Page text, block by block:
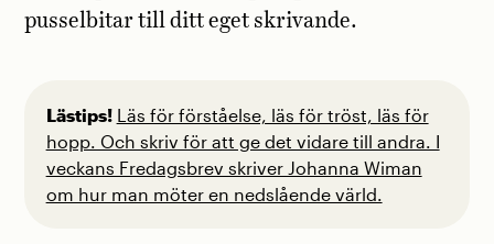
pusselbitar till ditt eget skrivande.
Lästips! Läs för förståelse, läs för tröst, läs för
hopp. Och skriv för att ge det vidare till andra. I
veckans Fredagsbrev skriver Johanna Wiman
om hur man möter en nedslående värld.